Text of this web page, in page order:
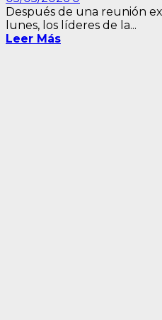
Después de una reunión
lunes, los líderes de la...
Leer Más